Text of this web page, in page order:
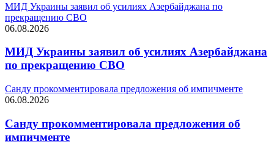
МИД Украины заявил об усилиях Азербайджана по
прекращению СВО
06.08.2026
МИД Украины заявил об усилиях Азербайджана
по прекращению СВО
Санду прокомментировала предложения об импичменте
06.08.2026
Санду прокомментировала предложения об
импичменте